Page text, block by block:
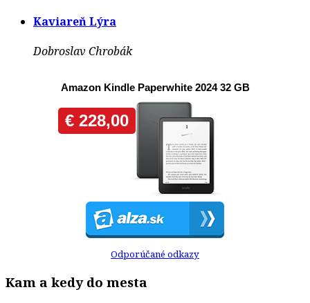
Kaviareň Lýra
Dobroslav Chrobák
Odporúčané odkazy
Kam a kedy do mesta